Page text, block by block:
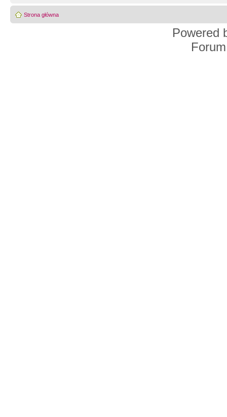
Strona główna
Powered